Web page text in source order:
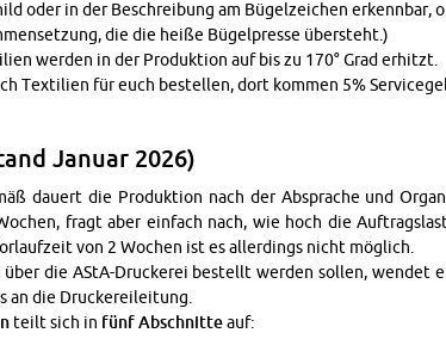
oder in der Be­schrei­bung am Bü­gel­zei­chen
die die heiße Bü­gel­pres­se über­steht.)
wer­den in der Pro­duk­ti­on auf bis zu 170° Grad er­hitzt.
Tex­ti­li­en für euch be­stel­len, dort kom­men 5%
Ja­nu­ar 2026)
dau­ert die Pro­duk­ti­on nach der Ab­spra­che und
fragt aber ein­fach nach, wie hoch die
von 2 Wo­chen ist es al­ler­dings nicht mög­lich.
über die AStA-Dru­cke­rei be­stellt wer­den sol­len,
an die Dru­cke­rei­lei­tung.
teilt sich in fünf Ab­schnit­te auf: